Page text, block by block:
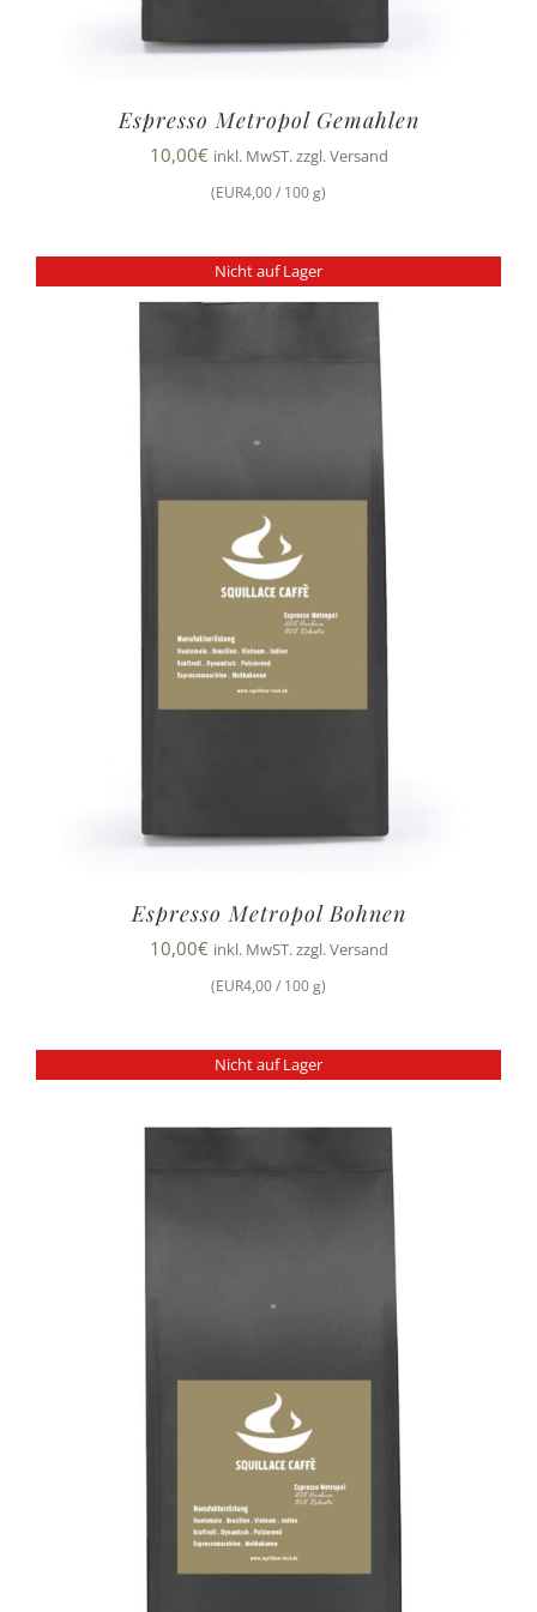
Espresso Metropol Gemahlen
10,00€ inkl. MwST. zzgl. Versand
(EUR4,00 / 100 g)
Nicht auf Lager
Espresso Metropol Bohnen
10,00€ inkl. MwST. zzgl. Versand
(EUR4,00 / 100 g)
Nicht auf Lager